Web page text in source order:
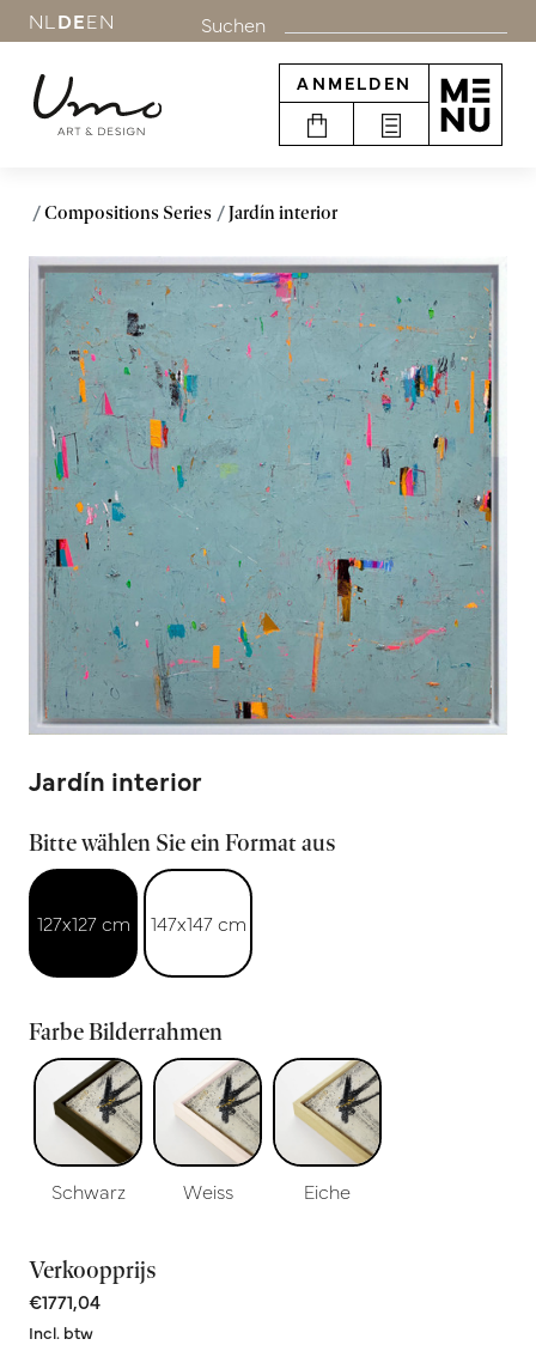
NL DEEN Suchen
ANMELDEN
Compositions Series Jardín interior
Jardín interior
Bitte wählen Sie ein Format aus
127x127 cm 147x147 cm
Farbe Bilderrahmen
Schwarz Weiss Eiche
Verkoopprijs
€1771,04
Incl. btw